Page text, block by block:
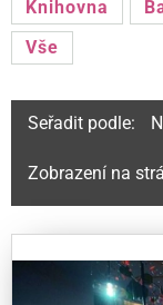
Knihovna
Vše
Seřadit podle:
Zobrazení na